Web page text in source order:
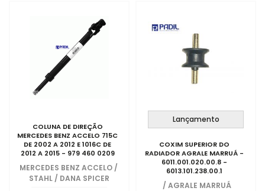
COLUNA DE DIREÇÃO
MERCEDES BENZ ACCELO 715C
DE 2002 A 2012 E 1016C DE
2012 A 2015 - 979 460 0209
MERCEDES BENZ ACCELO /
STAHL / DANA SPICER
Lançamento
COXIM SUPERIOR DO
RADIADOR AGRALE MARRUÁ -
6011.001.020.00.8 -
6013.101.238.00.1
/ AGRALE MARRUÁ